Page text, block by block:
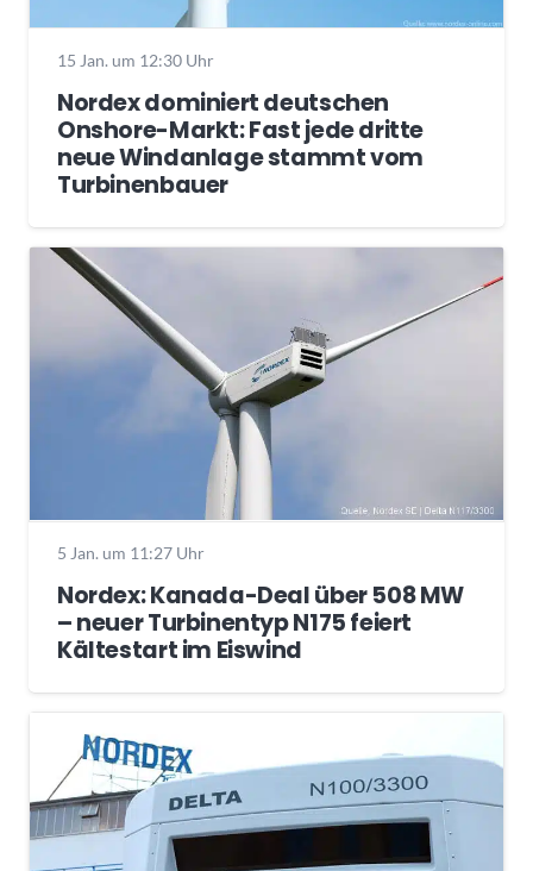
15 Jan. um 12:30 Uhr
Nordex dominiert deutschen
Onshore-Markt: Fast jede dritte
neue Windanlage stammt vom
Turbinenbauer
5 Jan. um 11:27 Uhr
Nordex: Kanada-Deal über 508 MW
– neuer Turbinentyp N175 feiert
Kältestart im Eiswind